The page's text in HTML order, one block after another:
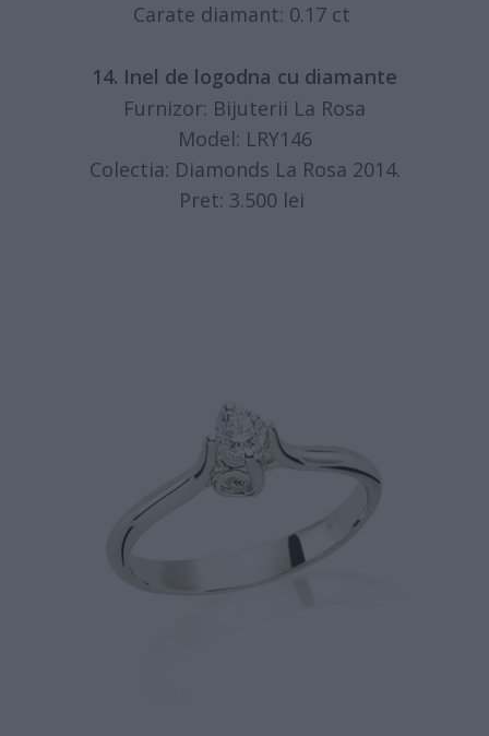
Carate diamant: 0.17 ct
14. Inel de logodna cu diamante
Furnizor: Bijuterii La Rosa
Model: LRY146
Colectia: Diamonds La Rosa 2014.
Pret: 3.500 lei